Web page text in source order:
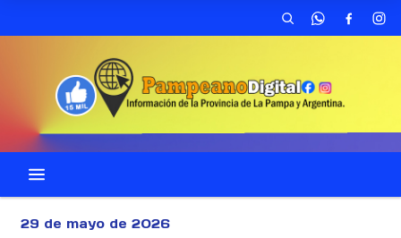
29 de mayo de 2026